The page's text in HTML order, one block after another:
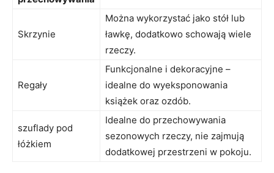
Skrzynie
Można wykorzystać jako stół lub
ławkę, dodatkowo schowają wiele
rzeczy.
Regały
Funkcjonalne i dekoracyjne –
idealne do‍ wyeksponowania
książek oraz‌ ozdób.
szuflady pod
łóżkiem
Idealne ⁢do przechowywania
sezonowych rzeczy, nie zajmują
dodatkowej‍ przestrzeni w pokoju.